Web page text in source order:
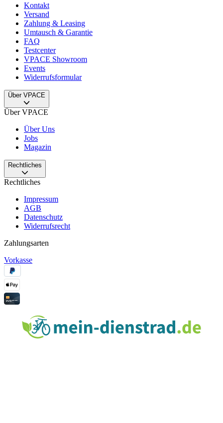
Kontakt
Versand
Zahlung & Leasing
Umtausch & Garantie
FAQ
Testcenter
VPACE Showroom
Events
Widerrufsformular
Über VPACE
Über VPACE
Über Uns
Jobs
Magazin
Rechtliches
Rechtliches
Impressum
AGB
Datenschutz
Widerrufsrecht
Zahlungsarten
Vorkasse